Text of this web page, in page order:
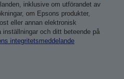
inklusive om utförandet av
om Epsons produkter,
eller annan elektronisk
och ditt beteende på
integritetsmeddelande